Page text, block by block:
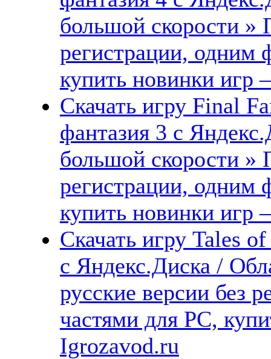
большой скорости »
регистрации, одним
купить новинки
Скачать игру Final
фантазия 3 с
большой скорости »
регистрации, одним
купить новинки
Скачать игру Tales
с Яндекс.Диска /
русские версии без
частями для PC,
Igrozavod.ru